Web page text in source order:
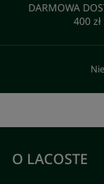
DARMOWA
400 zł
O LACOSTE